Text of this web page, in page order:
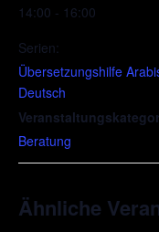
14:00 - 16:00
Serien:
Übersetzungshilfe
Deutsch
Beratung
Ähnliche